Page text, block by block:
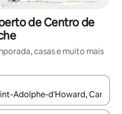
de Centro de
casas e muito mais
disponíveis, explore-os